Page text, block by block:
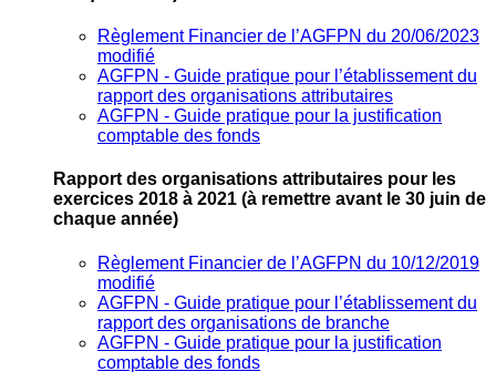
Règlement Financier de l’AGFPN du 20/06/2023
modifié
AGFPN ‐ Guide pratique pour l’établissement du
rapport des organisations attributaires
AGFPN ‐ Guide pratique pour la justification
comptable des fonds
Rapport des organisations attributaires pour les
exercices 2018 à 2021 (à remettre avant le 30 juin de
chaque année)
Règlement Financier de l’AGFPN du 10/12/2019
modifié
AGFPN ‐ Guide pratique pour l’établissement du
rapport des organisations de branche
AGFPN ‐ Guide pratique pour la justification
comptable des fonds